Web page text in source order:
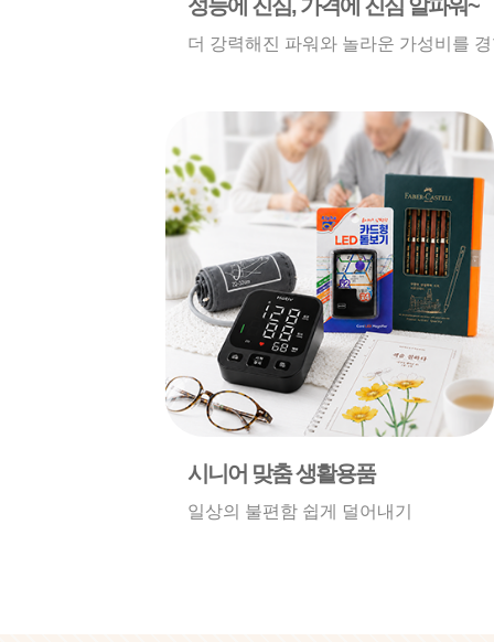
성능에 진심, 가격에 진심 알파워~
더 강력해진 파워와 놀라운 가성비를
시니어 맞춤 생활용품
일상의 불편함 쉽게 덜어내기